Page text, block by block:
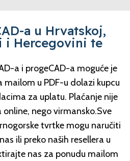
a u Hrvatskoj,
i Hercegovini te
a i progeCAD-a moguće je
mailom u PDF-u dolazi kupcu
za uplatu. Plaćanje nije
nego virmansko.Sve
tvrtke mogu naručiti
ili preko naših resellera u
nas za ponudu mailom